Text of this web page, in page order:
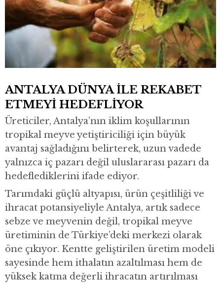
ANTALYA DÜNYA İLE REKABET
ETMEYİ HEDEFLİYOR
Üreticiler, Antalya’nın iklim koşullarının
tropikal meyve yetiştiriciliği için büyük
avantaj sağladığını belirterek, uzun vadede
yalnızca iç pazarı değil uluslararası pazarı da
hedeflediklerini ifade ediyor.
Tarımdaki güçlü altyapısı, ürün çeşitliliği ve
ihracat potansiyeliyle Antalya, artık sadece
sebze ve meyvenin değil, tropikal meyve
üretiminin de Türkiye’deki merkezi olarak
öne çıkıyor. Kentte geliştirilen üretim modeli
sayesinde hem ithalatın azaltılması hem de
yüksek katma değerli ihracatın artırılması